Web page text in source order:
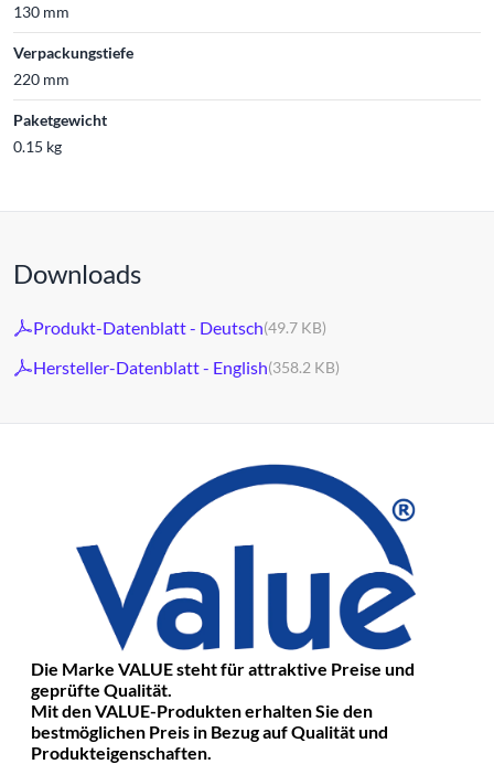
130 mm
Verpackungstiefe
220 mm
Paketgewicht
0.15 kg
Downloads
Produkt-Datenblatt - Deutsch(49.7 KB)
Hersteller-Datenblatt - English(358.2 KB)
Die Marke VALUE steht für attraktive Preise und
geprüfte Qualität.
Mit den VALUE-Produkten erhalten Sie den
bestmöglichen Preis in Bezug auf Qualität und
Produkteigenschaften.